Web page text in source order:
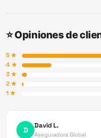
⭐ Opiniones de
5★
4★
3★
2★
1★
D David L.
Aseguradora Global